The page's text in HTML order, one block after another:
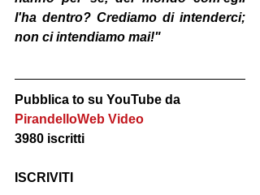
l'ha dentro? Crediamo di intenderci;
non ci intendiamo mai!"
Pubblica to su YouTube da
PirandelloWeb Video
3980 iscritti
ISCRIVITI